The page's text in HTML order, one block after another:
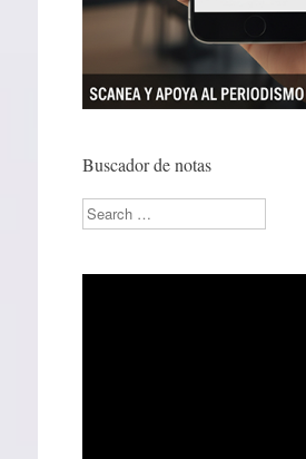
Buscador de notas
Search